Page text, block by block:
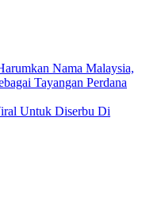
Nama Malaysia,
Tayangan Perdana
Untuk Diserbu Di